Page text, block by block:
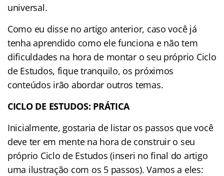
universal.
Como eu disse no artigo anterior, caso você já
tenha aprendido como ele funciona e não tem
dificuldades na hora de montar o seu próprio Ciclo
de Estudos, fique tranquilo, os próximos
conteúdos irão abordar outros temas.
CICLO DE ESTUDOS: PRÁTICA
Inicialmente, gostaria de listar os passos que você
deve ter em mente na hora de construir o seu
próprio Ciclo de Estudos (inseri no final do artigo
uma ilustração com os 5 passos). Vamos a eles: